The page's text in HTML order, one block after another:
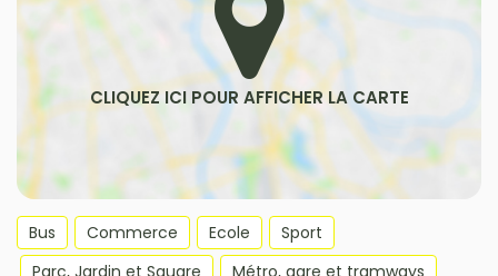
Bus Commerce Ecole
Sport
Parc, Jardin et Square
Métro, gare et tramways